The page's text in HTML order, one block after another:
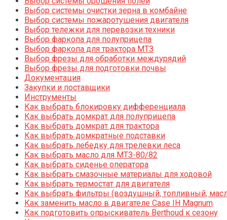
Выбор системы очистки зерна в комбайне
Выбор системы пожаротушения двигателя
Выбор тележки для перевозки техники
Выбор фаркопа для полуприцепа
Выбор фаркопа для трактора МТЗ
Выбор фрезы для обработки междурядий
Выбор фрезы для подготовки почвы
Документация
Закупки и поставщики
Инструменты
Как выбрать блокировку дифференциала
Как выбрать домкрат для полуприцепа
Как выбрать домкрат для трактора
Как выбрать домкратные подставки
Как выбрать лебедку для трелевки леса
Как выбрать масло для МТЗ-80/82
Как выбрать сиденье оператора
Как выбрать смазочные материалы для ходовой
Как выбрать термостат для двигателя
Как выбрать фильтры (воздушный, топливный,
Как заменить масло в двигателе Case IH Magnum
Как подготовить опрыскиватель Berthoud к сезону